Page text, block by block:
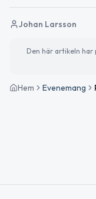
Johan Larsson
Den här artikeln
Hem Evenemang